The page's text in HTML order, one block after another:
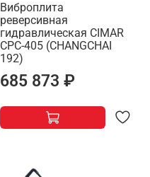
Виброплита
реверсивная
гидравлическая CIMAR
CPC-405 (CHANGCHAI
192)
685 873 ₽